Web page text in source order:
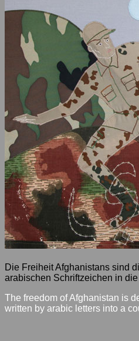
Die Freiheit Afghanistans sind
arabischen Schriftzeichen in
The freedom of Afghanistan is
written by arabic letters into a